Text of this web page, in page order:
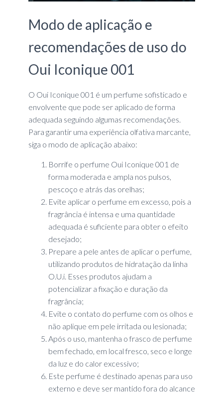
Modo de aplicação e
recomendações de uso do
Oui Iconique 001
O Oui Iconique 001 é um perfume sofisticado e
envolvente que pode ser aplicado de forma
adequada seguindo algumas recomendações.
Para garantir uma experiência olfativa marcante,
siga o modo de aplicação abaixo:
Borrife o perfume Oui Iconique 001 de
forma moderada e ampla nos pulsos,
pescoço e atrás das orelhas;
Evite aplicar o perfume em excesso, pois a
fragrância é intensa e uma quantidade
adequada é suficiente para obter o efeito
desejado;
Prepare a pele antes de aplicar o perfume,
utilizando produtos de hidratação da linha
O.U.i. Esses produtos ajudam a
potencializar a fixação e duração da
fragrância;
Evite o contato do perfume com os olhos e
não aplique em pele irritada ou lesionada;
Após o uso, mantenha o frasco de perfume
bem fechado, em local fresco, seco e longe
da luz e do calor excessivo;
Este perfume é destinado apenas para uso
externo e deve ser mantido fora do alcance